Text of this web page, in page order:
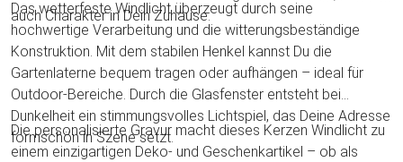
auch Charakter in Dein Zuhause.
Das wetterfeste Windlicht überzeugt durch seine
hochwertige Verarbeitung und die witterungsbeständige
Konstruktion. Mit dem stabilen Henkel kannst Du die
Gartenlaterne bequem tragen oder aufhängen – ideal für
Outdoor-Bereiche. Durch die Glasfenster entsteht bei
Dunkelheit ein stimmungsvolles Lichtspiel, das Deine Adresse
formschön in Szene setzt.
Die personalisierte Gravur macht dieses Kerzen Windlicht zu
einem einzigartigen Deko- und Geschenkartikel – ob als